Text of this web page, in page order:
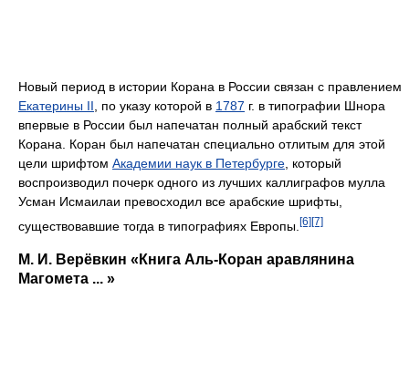
Новый период в истории Корана в России связан с правлением
Екатерины II, по указу которой в 1787 г. в типографии Шнора
впервые в России был напечатан полный арабский текст
Корана. Коран был напечатан специально отлитым для этой
цели шрифтом Академии наук в Петербурге, который
воспроизводил почерк одного из лучших каллиграфов мулла
Усман Исмаилаи превосходил все арабские шрифты,
существовавшие тогда в типографиях Европы. [6] [7]
М. И. Верёвкин «Книга Аль-Коран аравлянина
Магомета ... »